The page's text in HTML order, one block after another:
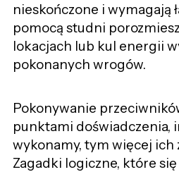
nieskończone i wymagają
pomocą studni
lokacjach lub kul energii
pokonanych wrogów.
Pokonywanie
punktami doświadczenia,
wykonamy, tym więcej ich
Zagadki logiczne, które